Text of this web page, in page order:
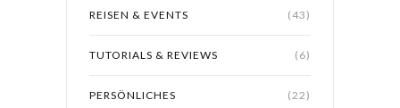
REISEN & EVENTS (43)
TUTORIALS & REVIEWS (6)
PERSÖNLICHES (22)